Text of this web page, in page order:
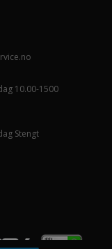
10.00-1500
Stengt